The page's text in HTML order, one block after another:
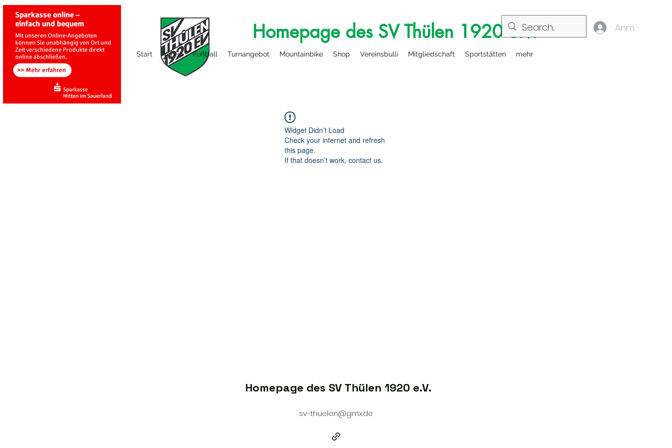
Homepage des SV Thülen 1920 e.V. Anmelden
Start Verein Fußball Turnangebot Mountainbike Shop Vereinsbulli Mitgliedschaft Sportstätten mehr
Widget Didn’t Load
Check your internet and refresh
this page.
If that doesn’t work, contact us.
Homepage des SV Thülen 1920 e.V.
sv-thuelen@gmx.de